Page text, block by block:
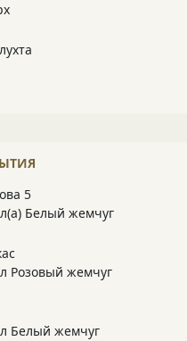
5
Белый жемчуг
Розовый жемчуг
Белый жемчуг